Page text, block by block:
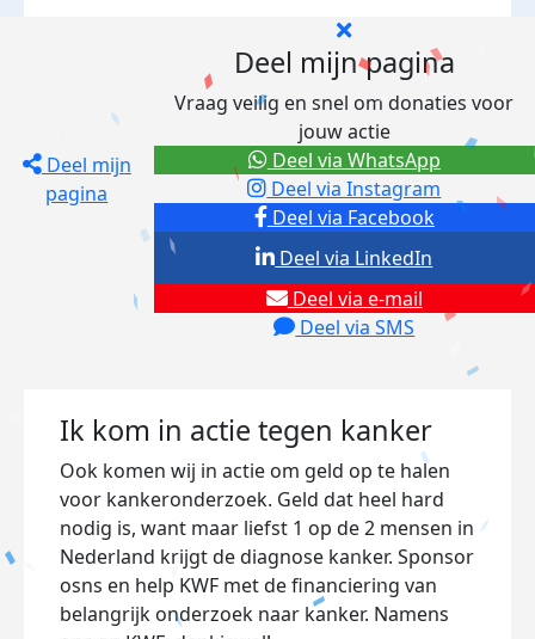
Deel mijn
pagina
Deel mijn pagina
Vraag veilig en snel om donaties voor
jouw actie
Deel via Facebook
Deel via Instagram
Deel via e-mail
Deel via SMS
Deel via LinkedIn
Deel via WhatsApp
Ik kom in actie tegen kanker
Ook komen wij in actie om geld op te halen
voor kankeronderzoek. Geld dat heel hard
nodig is, want maar liefst 1 op de 2 mensen in
Nederland krijgt de diagnose kanker. Sponsor
osns en help KWF met de financiering van
belangrijk onderzoek naar kanker. Namens